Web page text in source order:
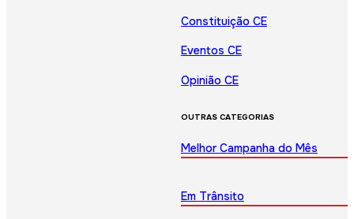
Constituição CE
Eventos CE
Opinião CE
OUTRAS CATEGORIAS
Melhor Campanha do Mês
Em Trânsito